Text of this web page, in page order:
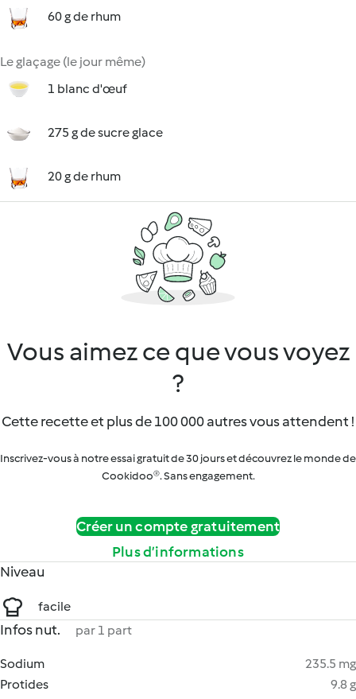
60 g de rhum
Le glaçage (le jour même)
1 blanc d'œuf
275 g de sucre glace
20 g de rhum
Vous aimez ce que vous voyez
?
Cette recette et plus de 100 000 autres vous attendent !
Inscrivez-vous à notre essai gratuit de 30 jours et découvrez le monde de
Cookidoo®. Sans engagement.
Créer un compte gratuitement
Plus d’informations
Niveau
facile
Infos nut. par 1 part
Sodium
235.5 mg
Protides
9.8 g